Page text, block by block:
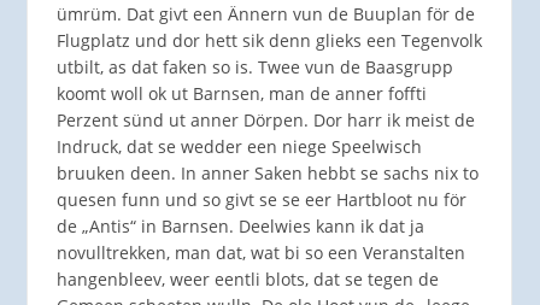
ümrüm. Dat givt een Ännern vun de Buuplan för de
Flugplatz und dor hett sik denn glieks een Tegenvolk
utbilt, as dat faken so is. Twee vun de Baasgrupp
koomt woll ok ut Barnsen, man de anner foffti
Perzent sünd ut anner Dörpen. Dor harr ik meist de
Indruck, dat se wedder een niege Speelwisch
bruuken deen. In anner Saken hebbt se sachs nix to
quesen funn und so givt se se eer Hartbloot nu för
de „Antis“ in Barnsen. Deelwies kann ik dat ja
novulltrekken, man dat, wat bi so een Veranstalten
hangenbleev, weer eentli blots, dat se tegen de